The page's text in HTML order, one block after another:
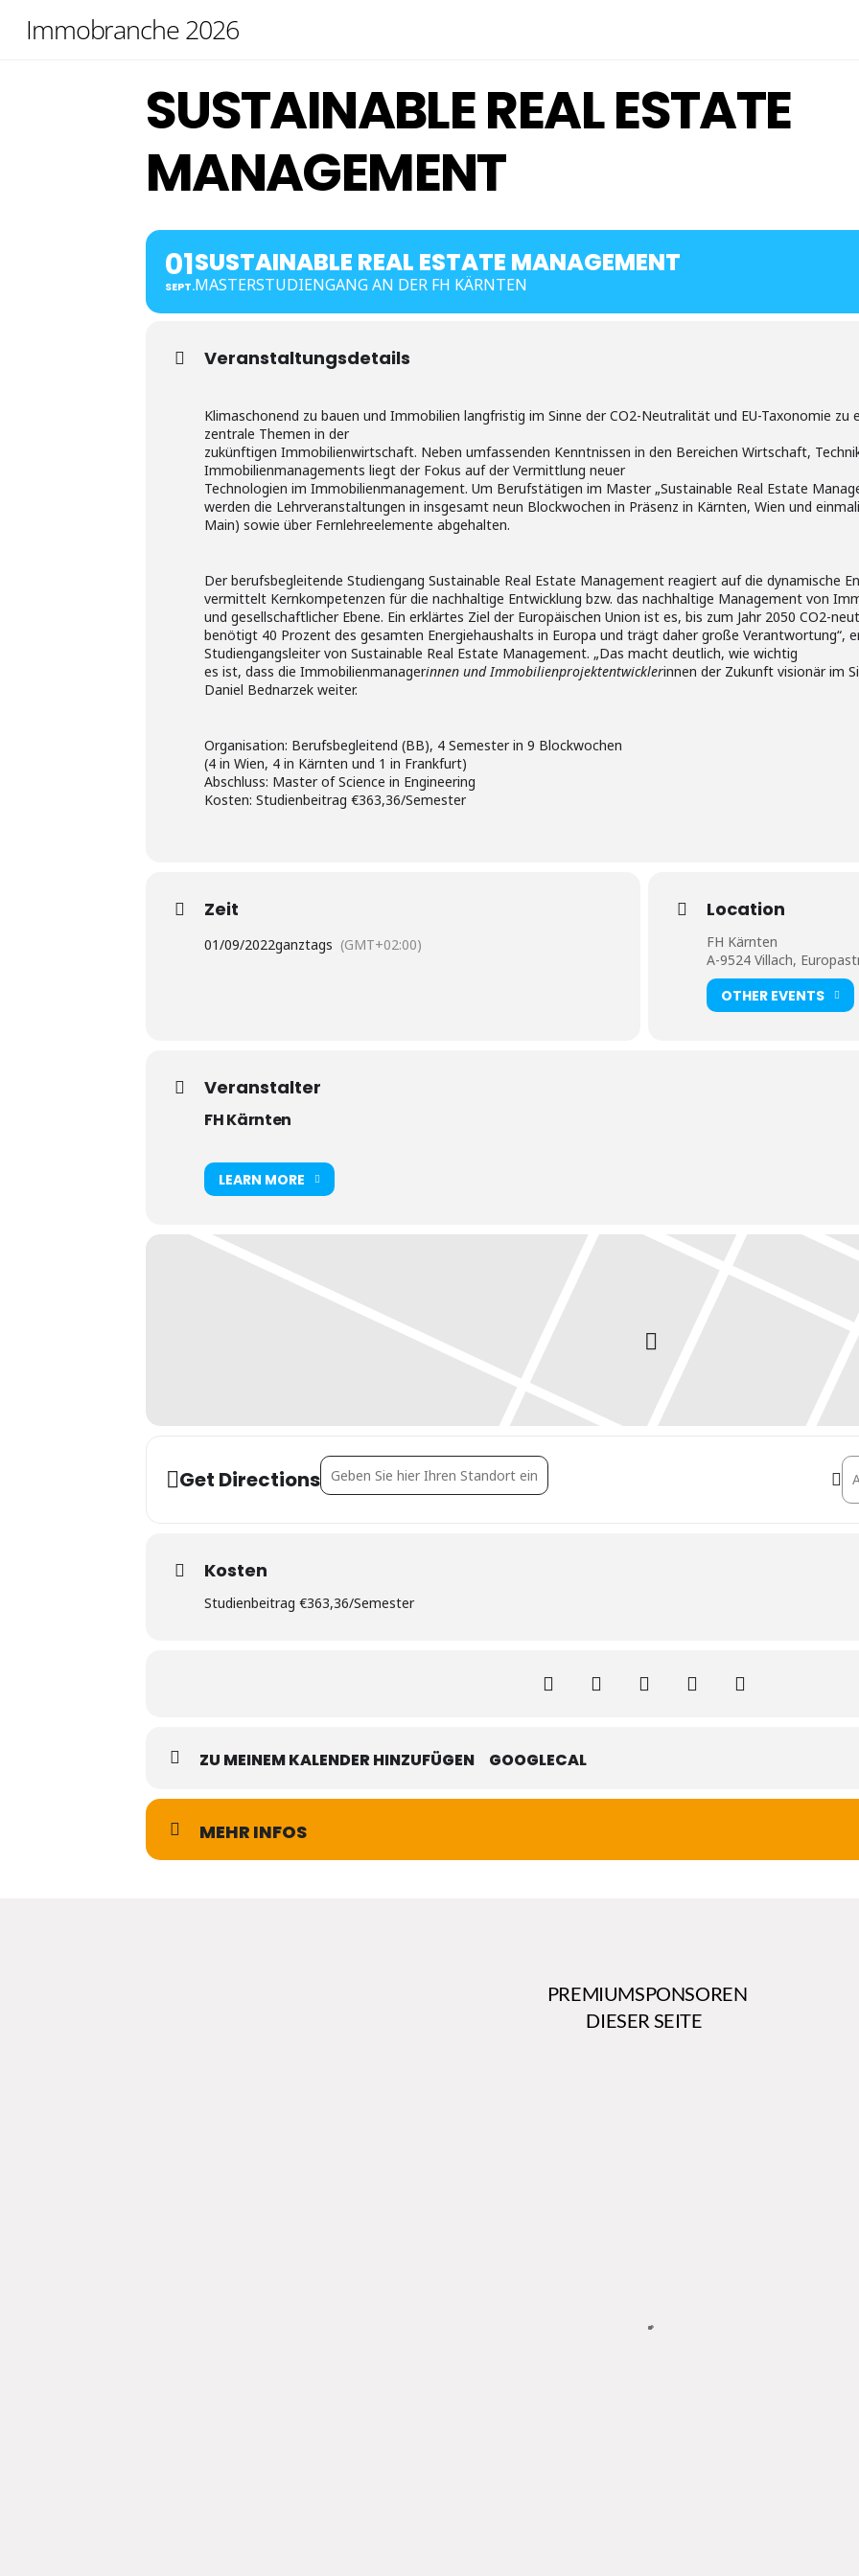
Immobranche 2026
SUSTAINABLE REAL ESTATE
MANAGEMENT
01
SEPT.
SUSTAINABLE REAL ESTATE MANAGEMENT
MASTERSTUDIENGANG AN DER FH KÄRNTEN
Veranstaltungsdetails
Klimaschonend zu bauen und Immobilien langfristig im Sinne der CO2-Neutralität und EU-Taxonomie zu
zentrale Themen in der
zukünftigen Immobilienwirtschaft. Neben umfassenden Kenntnissen in den Bereichen Wirtschaft,
Immobilienmanagements liegt der Fokus auf der Vermittlung neuer
Technologien im Immobilienmanagement. Um Berufstätigen im Master „Sustainable Real Estate
werden die Lehrveranstaltungen in insgesamt neun Blockwochen in Präsenz in Kärnten, Wien und
Main) sowie über Fernlehreelemente abgehalten.
Der berufsbegleitende Studiengang Sustainable Real Estate Management reagiert auf die dynamische
vermittelt Kernkompetenzen für die nachhaltige Entwicklung bzw. das nachhaltige Management von
und gesellschaftlicher Ebene. Ein erklärtes Ziel der Europäischen Union ist es, bis zum Jahr 2050 CO2-
benötigt 40 Prozent des gesamten Energiehaushalts in Europa und trägt daher große Verantwortung“,
Studiengangsleiter von Sustainable Real Estate Management. „Das macht deutlich, wie wichtig
es ist, dass die Immobilienmanagerinnen und Immobilienprojektentwicklerinnen der Zukunft visionär im
Daniel Bednarzek weiter.
Organisation: Berufsbegleitend (BB), 4 Semester in 9 Blockwochen
(4 in Wien, 4 in Kärnten und 1 in Frankfurt)
Abschluss: Master of Science in Engineering
Kosten: Studienbeitrag €363,36/Semester
Zeit
01/09/2022ganztags (GMT+02:00)
Location
FH Kärnten
A-9524 Villach,
OTHER EVENTS
Veranstalter
FH Kärnten
LEARN MORE
Get DirectionsAddress - Sustainable Real Estate Management []
Kosten
Studienbeitrag €363,36/Semester
ZU MEINEM KALENDER HINZUFÜGEN GOOGLECAL
MEHR INFOS
PREMIUMSPONSOREN
DIESER SEITE